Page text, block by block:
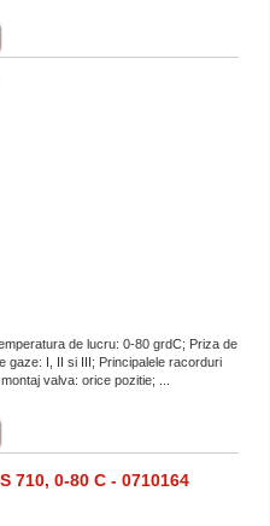
de lucru: 0-80 grdC; Priza de
gaze: I, II si III; Principalele racorduri
valva: orice pozitie; ...
710, 0-80 C - 0710164